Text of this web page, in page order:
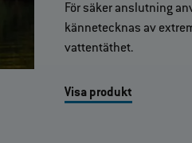
För säker anslutning
kännetecknas av
vattentäthet.
Visa produkt